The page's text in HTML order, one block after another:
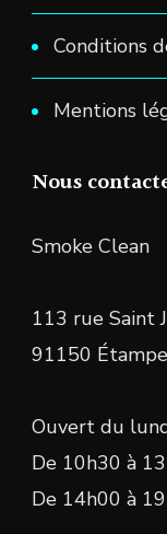
Conditions
Mentions
Nous
Smoke Clean
113 rue Saint
91150
Ouvert du
De 10h30 à
De 14h00 à